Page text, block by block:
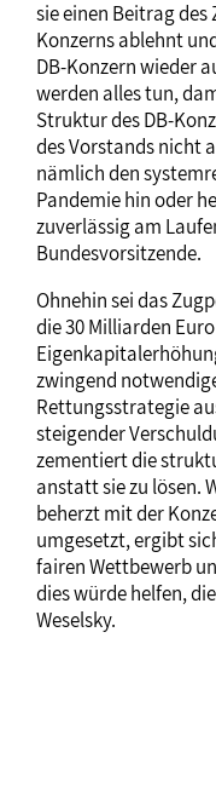
sie einen Beitrag
Konzerns ablehnt
DB-Konzern wieder
werden alles tun,
Struktur des DB-
des Vorstands nicht
nämlich den
Pandemie hin oder
zuverlässig am
Bundesvorsitzende.
Ohnehin sei das
die 30 Milliarden
zwingend
Rettungsstrategie
steigender
zementiert die
anstatt sie zu lösen.
beherzt mit der
umgesetzt, ergibt
fairen Wettbewerb
dies würde helfen,
Weselsky.